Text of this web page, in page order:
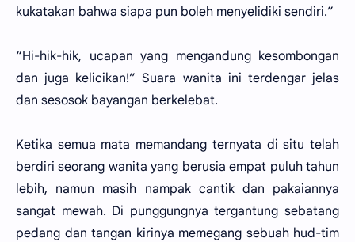
kukatakan bahwa siapa pun boleh menyelidiki sendiri.”
“Hi-hik-hik, ucapan yang mengandung kesombongan
dan juga kelicikan!” Suara wanita ini terdengar jelas
dan sesosok bayangan berkelebat.
Ketika semua mata memandang ternyata di situ telah
berdiri seorang wanita yang berusia empat puluh tahun
lebih, namun masih nampak cantik dan pakaiannya
sangat mewah. Di punggungnya tergantung sebatang
pedang dan tangan kirinya memegang sebuah hud-tim